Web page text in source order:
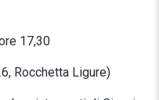
17,30
Rocchetta Ligure)